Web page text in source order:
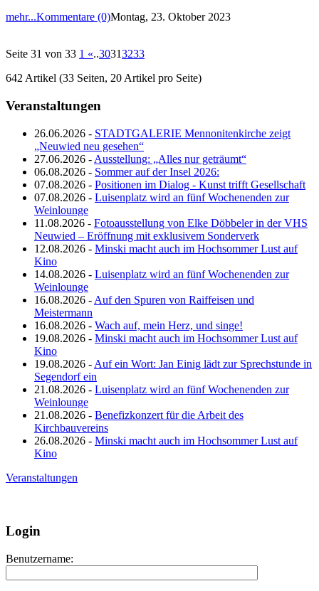
mehr...Kommentare (0)Montag, 23. Oktober 2023
Seite 31 von 33 1 «..30313233
642 Artikel (33 Seiten, 20 Artikel pro Seite)
Veranstaltungen
26.06.2026 - STADTGALERIE Mennonitenkirche zeigt
„Neuwied neu gesehen“
27.06.2026 - Ausstellung: „Alles nur geträumt“
06.08.2026 - Sommer auf der Insel 2026:
07.08.2026 - Positionen im Dialog - Kunst trifft Gesellschaft
07.08.2026 - Luisenplatz wird an fünf Wochenenden zur
Weinlounge
11.08.2026 - Fotoausstellung von Elke Döbbeler in der VHS
Neuwied – Eröffnung mit exklusivem Sonderverk
12.08.2026 - Minski macht auch im Hochsommer Lust auf
Kino
14.08.2026 - Luisenplatz wird an fünf Wochenenden zur
Weinlounge
16.08.2026 - Auf den Spuren von Raiffeisen und
Meistermann
16.08.2026 - Wach auf, mein Herz, und singe!
19.08.2026 - Minski macht auch im Hochsommer Lust auf
Kino
19.08.2026 - Auf ein Wort: Jan Einig lädt zur Sprechstunde in
Segendorf ein
21.08.2026 - Luisenplatz wird an fünf Wochenenden zur
Weinlounge
21.08.2026 - Benefizkonzert für die Arbeit des
Kirchbauvereins
26.08.2026 - Minski macht auch im Hochsommer Lust auf
Kino
Veranstaltungen
Login
Benutzername: